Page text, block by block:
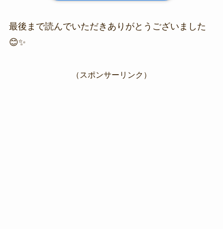
最後まで読んでいただきありがとうございました
😊✨
（スポンサーリンク）